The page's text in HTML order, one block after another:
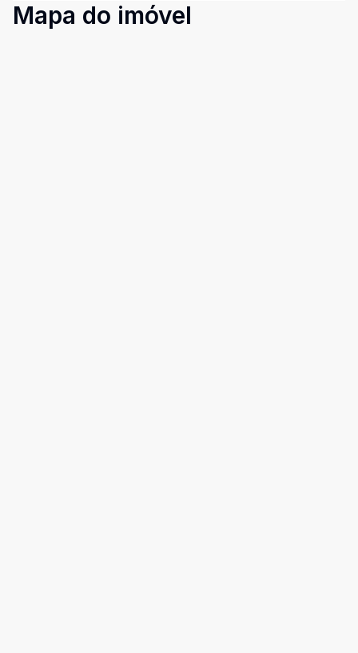
Mapa do imóvel